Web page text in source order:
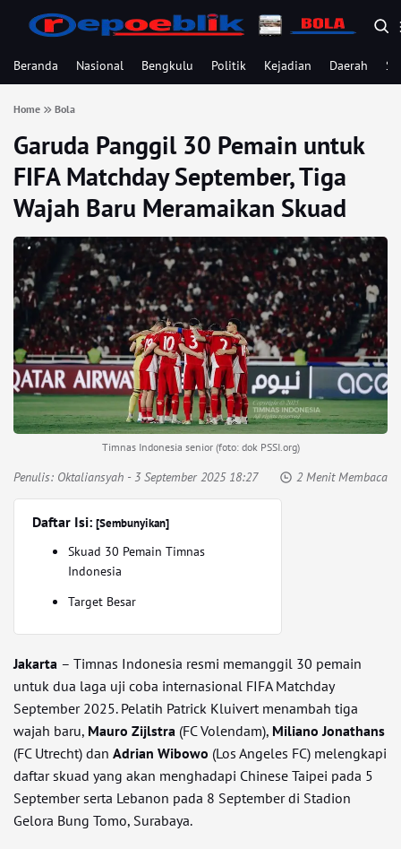
Beranda Nasional Bengkulu Politik Kejadian Daerah
Home Bola
Garuda Panggil 30 Pemain untuk
FIFA Matchday September, Tiga
Wajah Baru Meramaikan Skuad
Timnas Indonesia senior (foto: dok PSSI.org)
Penulis: Oktaliansyah - 3 September 2025 18:27 2 Menit Membaca
Daftar Isi: [Sembunyikan]
Skuad 30 Pemain Timnas
Indonesia
Target Besar
Jakarta – Timnas Indonesia resmi memanggil 30 pemain
untuk dua laga uji coba internasional FIFA Matchday
September 2025. Pelatih Patrick Kluivert menambah tiga
wajah baru, Mauro Zijlstra (FC Volendam), Miliano Jonathans
(FC Utrecht) dan Adrian Wibowo (Los Angeles FC) melengkapi
daftar skuad yang akan menghadapi Chinese Taipei pada 5
September serta Lebanon pada 8 September di Stadion
Gelora Bung Tomo, Surabaya.